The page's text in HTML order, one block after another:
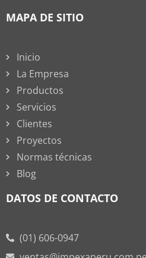
MAPA DE SITIO
Inicio
La Empresa
Productos
Servicios
Clientes
Proyectos
Normas técnicas
Blog
DATOS DE CONTACTO
(01) 606-0947